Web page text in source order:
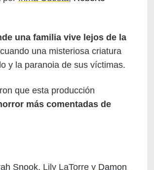
una familia vive lejos de la
una misteriosa criatura
y la paranoia de sus víctimas.
que esta producción
más comentadas de
Snook, Lily LaTorre y Damon